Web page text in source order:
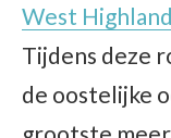
West
Tijdens deze
de oostelijke